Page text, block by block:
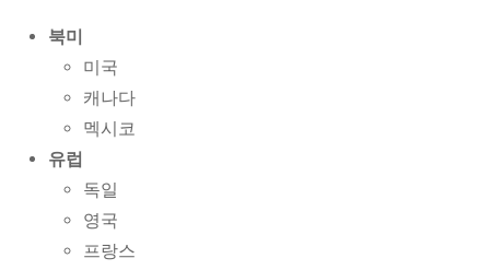
북미
미국
캐나다
멕시코
유럽
독일
영국
프랑스